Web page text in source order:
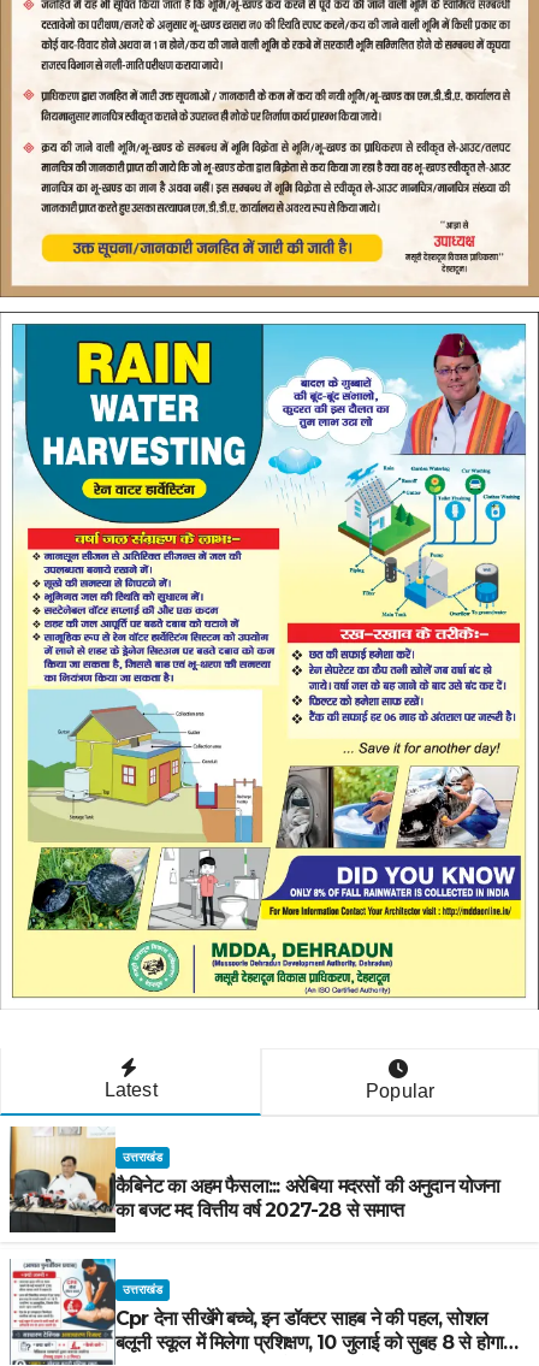
Latest Popular
उत्तराखंड
कैबिनेट का अहम फैसला::: अरेबिया मदरसों की अनुदान योजना
का बजट मद वित्तीय वर्ष 2027-28 से समाप्त
उत्तराखंड
Cpr देना सीखेंगे बच्चे, इन डॉक्टर साहब ने की पहल, सोशल
बलूनी स्कूल में मिलेगा प्रशिक्षण, 10 जुलाई को सुबह 8 से होगा